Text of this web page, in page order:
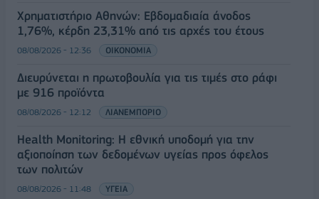
Χρηματιστήριο Αθηνών: Εβδομαδιαία άνοδος
1,76%, κέρδη 23,31% από τις αρχές του έτους
08/08/2026 - 12:36 ΟΙΚΟΝΟΜΙΑ
Διευρύνεται η πρωτοβουλία για τις τιμές στο ράφι
με 916 προϊόντα
08/08/2026 - 12:12 ΛΙΑΝΕΜΠΟΡΙΟ
Health Monitoring: Η εθνική υποδομή για την
αξιοποίηση των δεδομένων υγείας προς όφελος
των πολιτών
08/08/2026 - 11:48 ΥΓΕΙΑ